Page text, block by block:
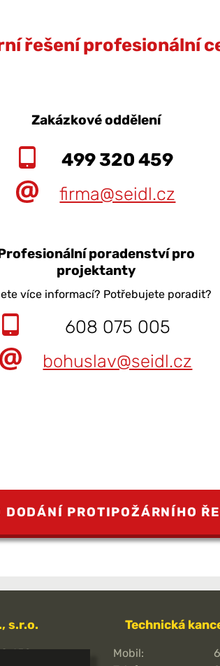
řešení profesionální
Zakázkové oddělení
499 320 459
firma@seidl.cz
poradenství pro
projektanty
více informací? Potřebujete poradit?
608 075 005
bohuslav@seidl.cz
PROTIPOŽÁRNÍHO
s.r.o.
459
Technická
Mobil: